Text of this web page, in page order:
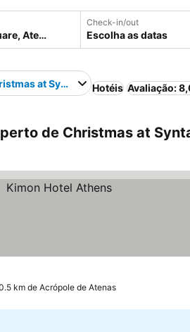
Check-in/out
Escolha as datas
at Syntagma Square
Hotéis Avaliação:
de Christmas at
km de Acrópole de Atenas